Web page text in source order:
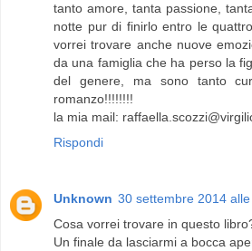
tanto amore, tanta passione,
notte pur di finirlo entro le
vorrei trovare anche nuove
da una famiglia che ha perso la
del genere, ma sono tanto
romanzo!!!!!!!!
la mia mail:
Rispondi
Unknown 30 settembre 2014
Cosa vorrei trovare in questo
Un finale da lasciarmi a bocca